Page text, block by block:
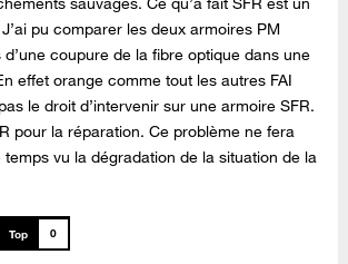
pu comparer les deux armoires PM
coupure de la fibre optique dans une
effet orange comme tout les autres FAI
le droit d’intervenir sur une armoire SFR.
pour la réparation. Ce problème ne fera
temps vu la dégradation de la situation de la
0